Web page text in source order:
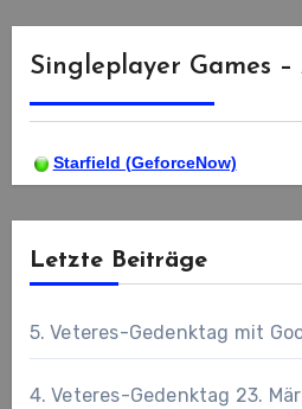
Singleplayer Games
Starfield (GeforceNow)
Letzte Beiträge
5. Veteres-Gedenktag mit
4. Veteres-Gedenktag 23.